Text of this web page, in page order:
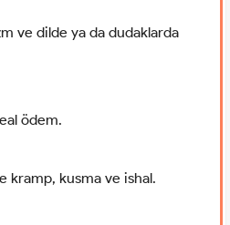
ve dilde ya da dudaklarda
ödem.
kramp, kusma ve ishal.